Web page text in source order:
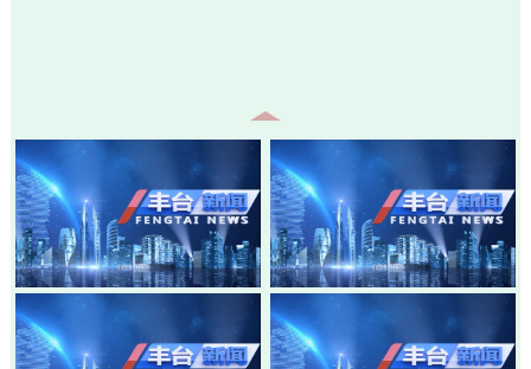
20260805-丰台新闻